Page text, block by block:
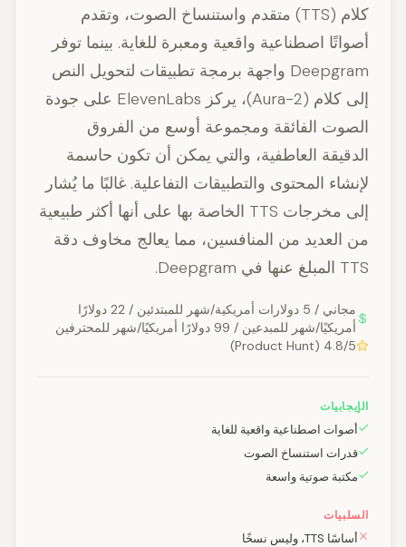
كلام (TTS) متقدم واستنساخ الصوت، وتقدم
أصواتًا اصطناعية واقعية ومعبرة للغاية. بينما توفر
Deepgram واجهة برمجة تطبيقات لتحويل النص
إلى كلام (Aura-2)، يركز ElevenLabs على جودة
الصوت الفائقة ومجموعة أوسع من الفروق
الدقيقة العاطفية، والتي يمكن أن تكون حاسمة
لإنشاء المحتوى والتطبيقات التفاعلية. غالبًا ما يُشار
إلى مخرجات TTS الخاصة بها على أنها أكثر طبيعية
من العديد من المنافسين، مما يعالج مخاوف دقة
TTS المبلغ عنها في Deepgram.
مجاني / 5 دولارات أمريكية/شهر للمبتدئين / 22 دولارًا
أمريكيًا/شهر للمبدعين / 99 دولارًا أمريكيًا/شهر للمحترفين
4.8/5 (Product Hunt)
الإيجابيات
أصوات اصطناعية واقعية للغاية
قدرات استنساخ الصوت
مكتبة صوتية واسعة
السلبيات
أساسًا TTS، وليس نسخًا